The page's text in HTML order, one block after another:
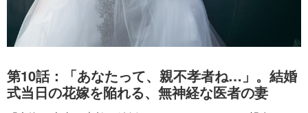
第10話：「あなたって、親不孝者ね…」。結婚
式当日の花嫁を陥れる、無神経な医者の妻